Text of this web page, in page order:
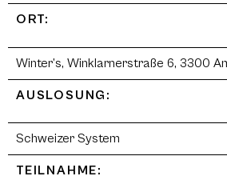
ORT:
Winter’s, Winklarnerstraße 6, 3300
AUSLOSUNG:
Schweizer System
TEILNAHME: